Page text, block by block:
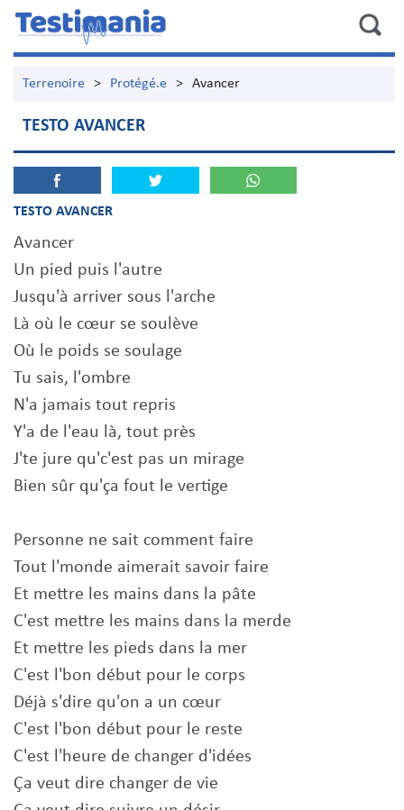
Terrenoire > Protégé.e > Avancer
TESTO AVANCER
TESTO AVANCER
Avancer
Un pied puis l'autre
Jusqu'à arriver sous l'arche
Là où le cœur se soulève
Où le poids se soulage
Tu sais, l'ombre
N'a jamais tout repris
Y'a de l'eau là, tout près
J'te jure qu'c'est pas un mirage
Bien sûr qu'ça fout le vertige
Personne ne sait comment faire
Tout l'monde aimerait savoir faire
Et mettre les mains dans la pâte
C'est mettre les mains dans la merde
Et mettrе les pieds dans la mer
C'еst l'bon début pour le corps
Déjà s'dire qu'on a un cœur
C'est l'bon début pour le reste
C'est l'heure de changer d'idées
Ça veut dire changer de vie